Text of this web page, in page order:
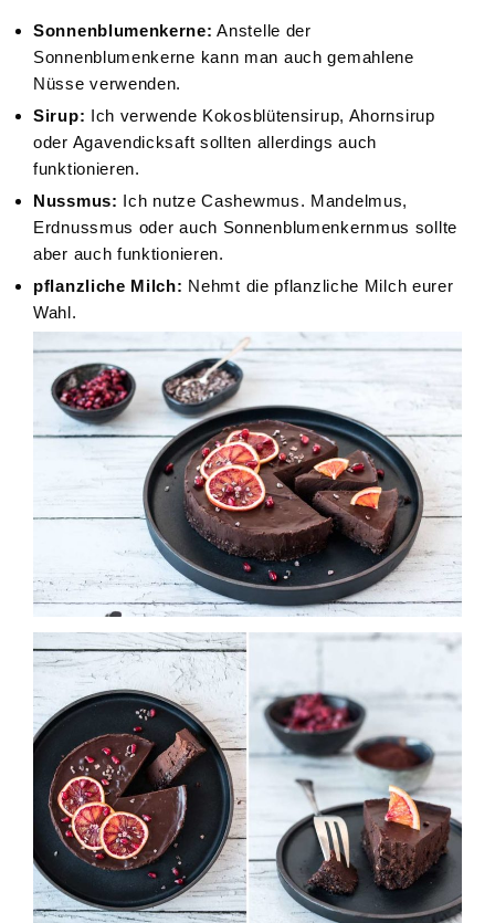
Sonnenblumenkerne: Anstelle der
Sonnenblumenkerne kann man auch gemahlene
Nüsse verwenden.
Sirup: Ich verwende Kokosblütensirup, Ahornsirup
oder Agavendicksaft sollten allerdings auch
funktionieren.
Nussmus: Ich nutze Cashewmus. Mandelmus,
Erdnussmus oder auch Sonnenblumenkernmus sollte
aber auch funktionieren.
pflanzliche Milch: Nehmt die pflanzliche Milch eurer
Wahl.